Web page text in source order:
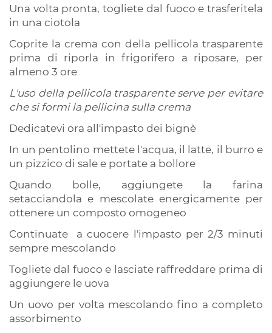
Una volta pronta, togliete dal fuoco e trasferitela
in una ciotola
Coprite la crema con della pellicola trasparente
prima di riporla in frigorifero a riposare, per
almeno 3 ore
L'uso della pellicola trasparente serve per evitare
che si formi la pellicina sulla crema
Dedicatevi ora all'impasto dei bignè
In un pentolino mettete l'acqua, il latte, il burro e
un pizzico di sale e portate a bollore
Quando bolle, aggiungete la farina
setacciandola e mescolate energicamente per
ottenere un composto omogeneo
Continuate a cuocere l'impasto per 2/3 minuti
sempre mescolando
Togliete dal fuoco e lasciate raffreddare prima di
aggiungere le uova
Un uovo per volta mescolando fino a completo
assorbimento